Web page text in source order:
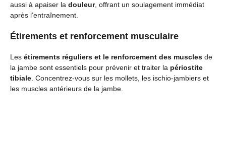
aussi à apaiser la douleur, offrant un soulagement immédiat
après l’entraînement.
Étirements et renforcement musculaire
Les étirements réguliers et le renforcement des muscles de
la jambe sont essentiels pour prévenir et traiter la périostite
tibiale . Concentrez-vous sur les mollets, les ischio-jambiers et
les muscles antérieurs de la jambe.